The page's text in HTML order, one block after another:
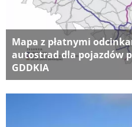
Mapa z płatnymi
autostrad dla pojazdów
GDDKIA